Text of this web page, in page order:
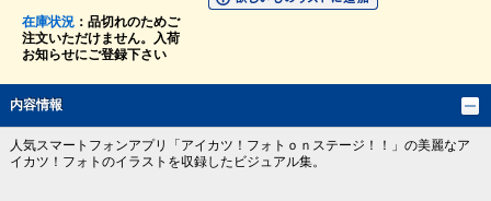
在庫状況：品切れのためご
注文いただけません。入荷
お知らせにご登録下さい
内容情報
人気スマートフォンアプリ「アイカツ！フォトｏｎステージ！！」の美麗なア
イカツ！フォトのイラストを収録したビジュアル集。